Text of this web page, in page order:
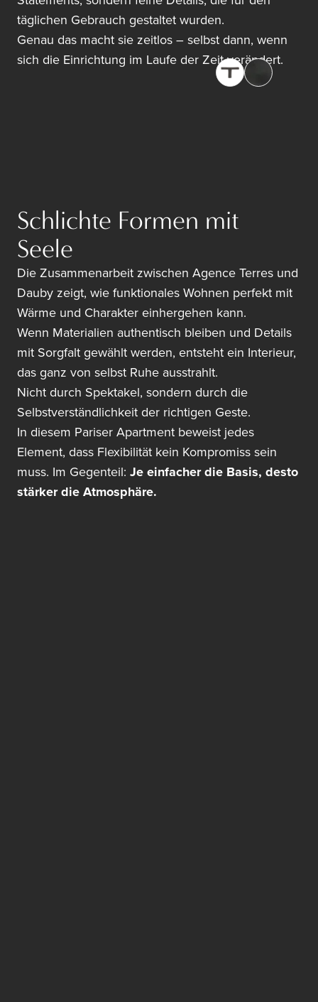
täglichen Gebrauch gestaltet wurden.
Genau das macht sie zeitlos – selbst dann, wenn
sich die Einrichtung im Laufe der Zeit verändert.
Schlichte Formen mit
Seele
Die Zusammenarbeit zwischen Agence Terres und
Dauby zeigt, wie funktionales Wohnen perfekt mit
Wärme und Charakter einhergehen kann.
Wenn Materialien authentisch bleiben und Details
mit Sorgfalt gewählt werden, entsteht ein Interieur,
das ganz von selbst Ruhe ausstrahlt.
Nicht durch Spektakel, sondern durch die
Selbstverständlichkeit der richtigen Geste.
In diesem Pariser Apartment beweist jedes
Element, dass Flexibilität kein Kompromiss sein
muss. Im Gegenteil: Je einfacher die Basis, desto
stärker die Atmosphäre.